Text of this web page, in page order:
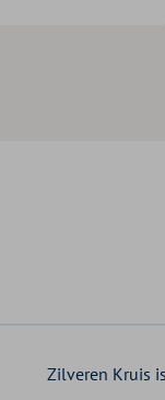
klantpanel
Zilveren Kruis